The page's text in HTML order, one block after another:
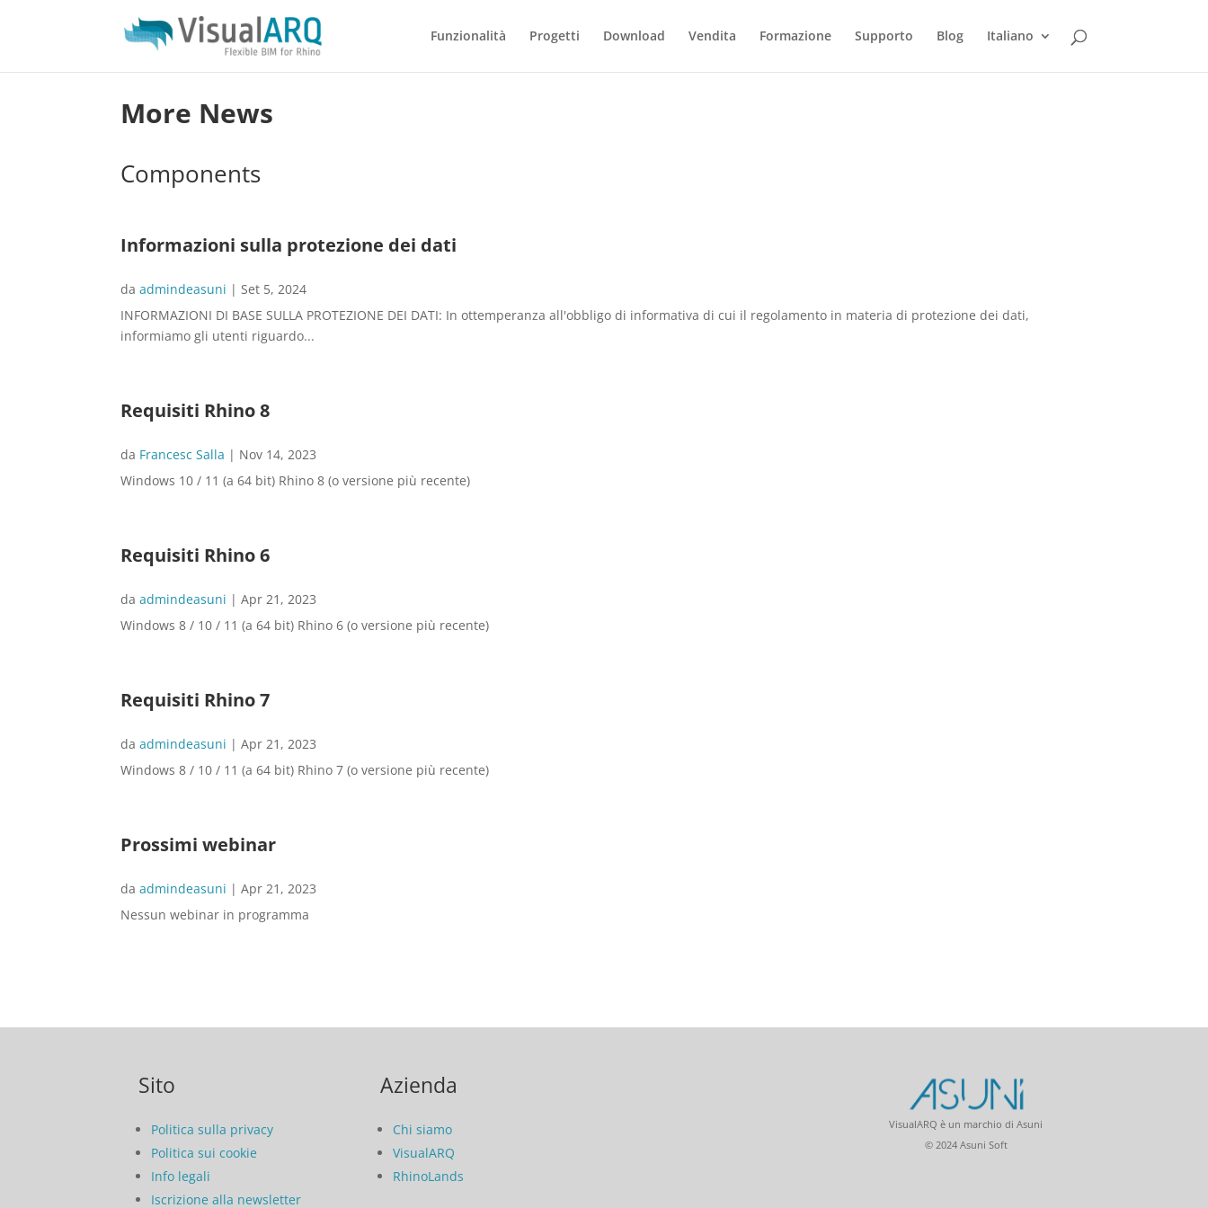
Funzionalità Progetti Download Vendita Formazione Supporto Blog Italiano
More News
Components
Informazioni sulla protezione dei dati
daadmindeasuni |Set 5, 2024
INFORMAZIONI DI BASE SULLA PROTEZIONE DEI DATI: In ottemperanza all'obbligo di informativa di cui il regolamento in materia di protezione dei dati,
informiamo gli utenti riguardo...
Requisiti Rhino 8
da Francesc Salla | Nov 14, 2023
Windows 10 / 11 (a 64 bit) Rhino 8 (o versione più recente)
Requisiti Rhino 6
daadmindeasuni |Apr 21, 2023
Windows 8 / 10 / 11 (a 64 bit) Rhino 6 (o versione più recente)
Requisiti Rhino 7
daadmindeasuni |Apr 21, 2023
Windows 8 / 10 / 11 (a 64 bit) Rhino 7 (o versione più recente)
Prossimi webinar
daadmindeasuni |Apr 21, 2023
Nessun webinar in programma
Sito
Politica sulla privacy
Politica sui cookie
Info legali
Iscrizione alla newsletter
Azienda
Chi siamo
VisualARQ
RhinoLands
VisualARQ è un marchio di Asuni
© 2024 Asuni Soft